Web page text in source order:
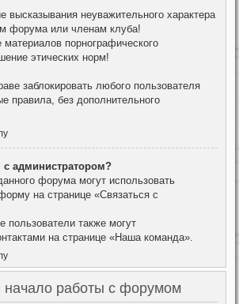
высказывания неуважительного характера
форума или членам клуба!
материалов порнографического
этических норм!
заблокировать любого пользователя
правила, без дополнительного
с администратором?
форума могут использовать
на странице «Связаться с
пользователи также могут
на странице «Наша команда».
начало работы с форумом